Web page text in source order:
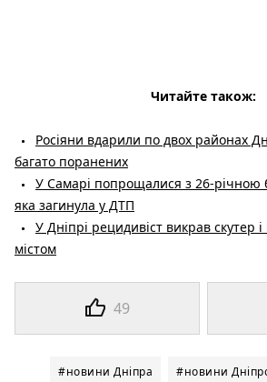
49
Читайте також:
Росіяни вдарили по двох районах
багато поранених
У Самарі попрощалися з 26-річною
яка загинула у ДТП
У Дніпрі рецидивіст викрав скутер
містом
#новини Дніпра #новини